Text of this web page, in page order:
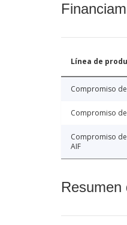
Línea de
Compromiso
Compromiso de
Compromiso
AIF
Resumen